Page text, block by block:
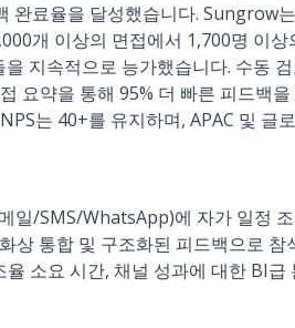
완료율을 달성했습니다. Sungrow
개 이상의 면접에서 1,700명 이
지속적으로 능가했습니다. 수동
요약을 통해 95% 더 빠른 피드백
는 40+를 유지하며, APAC 및
일/SMS/WhatsApp)에 자가 일정
상 통합 및 구조화된 피드백으로 참
소요 시간, 채널 성과에 대한 BI